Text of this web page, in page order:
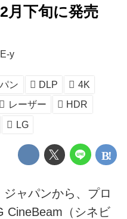
月下旬に発売
y
ン DLP
4K
レーザー
HDR
LG
ャパンから、プロ
CineBeam（シネビ